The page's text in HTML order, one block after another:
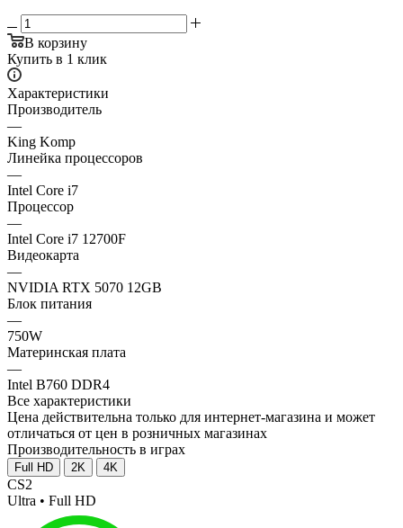
В корзину
Купить в 1 клик
Характеристики
Производитель
—
King Komp
Линейка процессоров
—
Intel Core i7
Процессор
—
Intel Core i7 12700F
Видеокарта
—
NVIDIA RTX 5070 12GB
Блок питания
—
750W
Материнская плата
—
Intel B760 DDR4
Все характеристики
Цена действительна только для интернет-магазина и может
отличаться от цен в розничных магазинах
Производительность в играх
Full HD 2K 4K
CS2
Ultra • Full HD